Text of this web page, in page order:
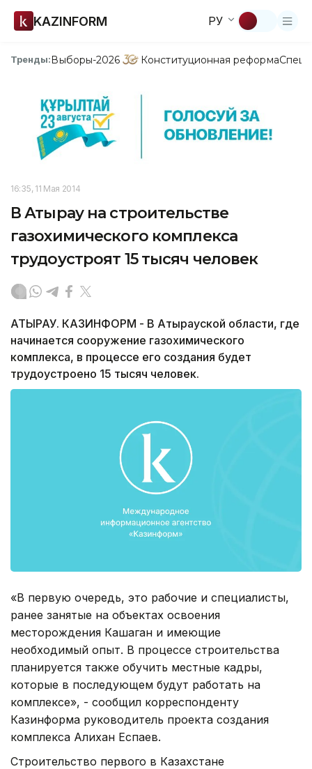
KAZINFORM РУ
Тренды:Выборы-2026 Конституционная реформа
16:35, 11 Мая 2014
В Атырау на строительстве
газохимического комплекса
трудоустроят 15 тысяч человек
АТЫРАУ. КАЗИНФОРМ - В Атырауской области, где
начинается сооружение газохимического
комплекса, в процессе его создания будет
трудоустроено 15 тысяч человек.
«В первую очередь, это рабочие и специалисты,
ранее занятые на объектах освоения
месторождения Кашаган и имеющие
необходимый опыт. В процессе строительства
планируется также обучить местные кадры,
которые в последующем будут работать на
комплексе», - сообщил корреспонденту
Казинформа руководитель проекта создания
комплекса Алихан Еспаев.
Строительство первого в Казахстане